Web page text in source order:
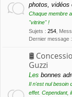
photos, vidéos
Chaque membre
"vitrine" !
Sujets : 254
Dernier message :
🛢
Guzzi
Les bonnes
Il n'est nul besoin
effet. Cependant,